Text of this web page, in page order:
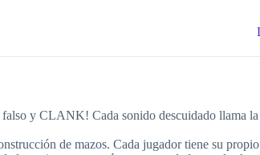
y CLANK! Cada sonido descuidado llama
de mazos. Cada jugador tiene su